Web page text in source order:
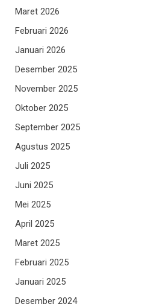
Maret 2026
Februari 2026
Januari 2026
Desember 2025
November 2025
Oktober 2025
September 2025
Agustus 2025
Juli 2025
Juni 2025
Mei 2025
April 2025
Maret 2025
Februari 2025
Januari 2025
Desember 2024